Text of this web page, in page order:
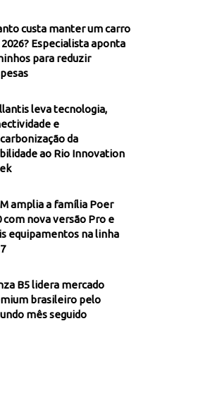
custa manter um carro
Especialista aponta
para reduzir
leva tecnologia,
e
da
ao Rio Innovation
amplia a família Poer
com nova versão Pro e
equipamentos na linha
B5 lidera mercado
brasileiro pelo
mês seguido